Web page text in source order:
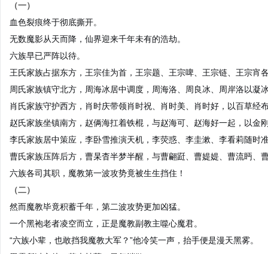
（一）
血色裂痕终于彻底撕开。
无数魔影从天而降，仙界迎来千年未有的浩劫。
六族早已严阵以待。
王氏家族占据东方，王宗佳为首，王宗题、王宗啤、王宗链、王宗宵
周氏家族镇守北方，周海冰居中调度，周海洛、周良冰、周岸洛以凝
肖氏家族守护西方，肖时庆带领肖时祝、肖时美、肖时好，以百草经
赵氏家族坐镇南方，赵俩海扛着铁棍，与赵海可、赵海好一起，以金
李氏家族居中策应，李卧雪推演天机，李荧惑、李圭漱、李看莉随时
曹氏家族压阵后方，曹杲杳半梦半醒，与曹翩跹、曹媞媞、曹流眄、
六族各司其职，魔教第一波攻势竟被生生挡住！
（二）
然而魔教毕竟积蓄千年，第二波攻势更加凶猛。
一个黑袍老者凌空而立，正是魔教副教主噬心魔君。
“六族小辈，也敢挡我魔教大军？”他冷笑一声，抬手便是漫天黑雾。